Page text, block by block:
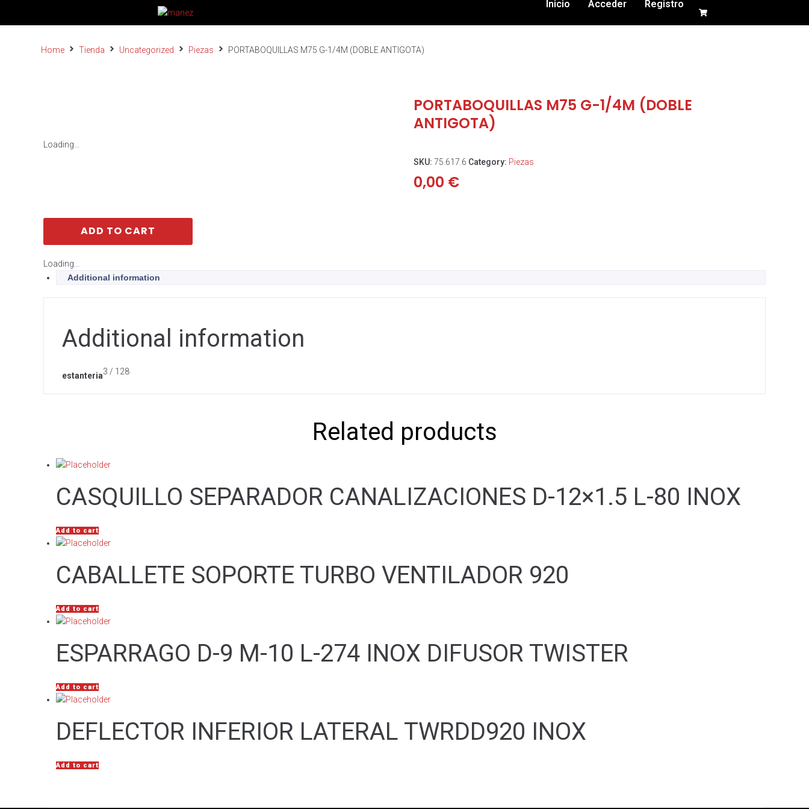
Inicio Acceder Registro
Home Tienda Uncategorized Piezas PORTABOQUILLAS M75 G-1/4M (DOBLE ANTIGOTA)
Loading...
PORTABOQUILLAS M75 G-1/4M (DOBLE
ANTIGOTA)
SKU: 75.617.6 Category: Piezas
0,00 €
ADD TO CART
Loading...
Additional information
Additional information
estanteria3 / 128
Related products
CASQUILLO SEPARADOR CANALIZACIONES D-12×1.5 L-80 INOX
Add to cart
CABALLETE SOPORTE TURBO VENTILADOR 920
Add to cart
ESPARRAGO D-9 M-10 L-274 INOX DIFUSOR TWISTER
Add to cart
DEFLECTOR INFERIOR LATERAL TWRDD920 INOX
Add to cart